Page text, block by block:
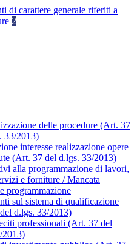
di carattere generale riferiti a
2
delle procedure (Art. 37
33/2013)
interesse realizzazione opere
(Art. 37 del d.lgs. 33/2013)
alla programmazione di lavori,
e forniture / Mancata
programmazione
sul sistema di qualificazione
d.lgs. 33/2013)
professionali (Art. 37 del
2013)